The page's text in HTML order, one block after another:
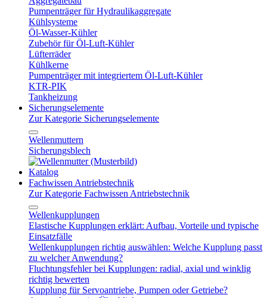
Pumpenträger für Hydraulikaggregate
Kühlsysteme
Öl-Wasser-Kühler
Zubehör für Öl-Luft-Kühler
Lüfterräder
Kühlkerne
Pumpenträger mit integriertem Öl-Luft-Kühler
KTR-PIK
Tankheizung
Sicherungselemente
Zur Kategorie Sicherungselemente
Wellenmuttern
Sicherungsblech
Katalog
Fachwissen Antriebstechnik
Zur Kategorie Fachwissen Antriebstechnik
Wellenkupplungen
Elastische Kupplungen erklärt: Aufbau, Vorteile und typische
Einsatzfälle
Wellenkupplungen richtig auswählen: Welche Kupplung passt
zu welcher Anwendung?
Fluchtungsfehler bei Kupplungen: radial, axial und winklig
richtig bewerten
Kupplung für Servoantriebe, Pumpen oder Getriebe?